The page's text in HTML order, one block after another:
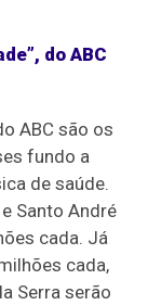
ABC são os
fundo a
de saúde.
Santo André
cada. Já
cada,
Serra serão